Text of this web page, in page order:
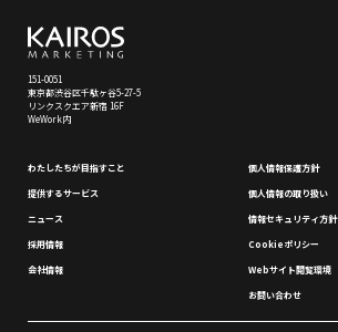
151-0051
東京都渋谷区千駄ヶ谷5-27-5
リンクスクエア新宿 16F
WeWork内
わたしたちが⽬指すこと
提供するサービス
ニュース
採⽤情報
会社情報
個⼈情報保護⽅針
個⼈情報の取り扱い
情報セキュリティ⽅針
Cookieポリシー
Webサイト閲覧環境
お問い合わせ